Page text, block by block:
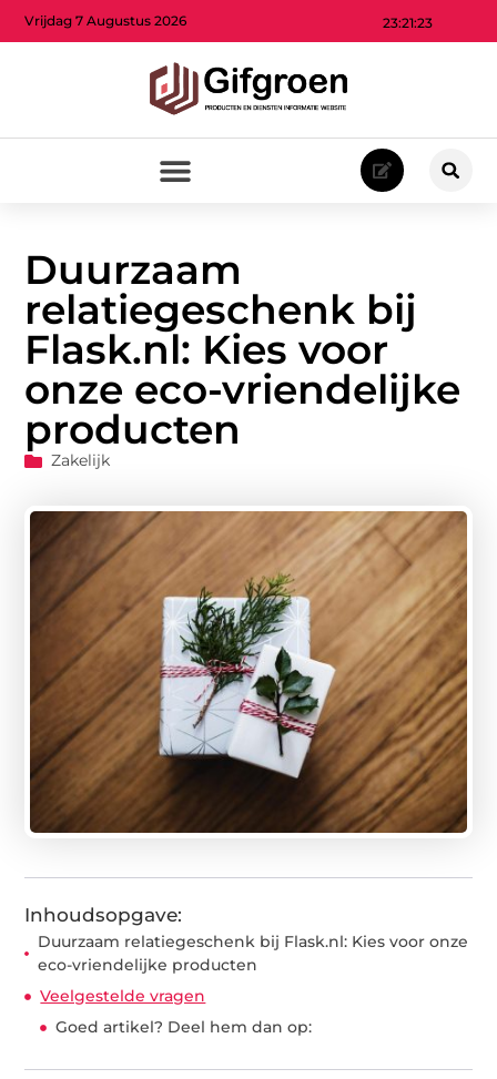
23:21:25
Vrijdag 7 Augustus 2026
Duurzaam
relatiegeschenk bij
Flask.nl: Kies voor
onze eco-vriendelijke
producten
Zakelijk
Inhoudsopgave:
Duurzaam relatiegeschenk bij Flask.nl: Kies voor onze
eco-vriendelijke producten
Veelgestelde vragen
Goed artikel? Deel hem dan op: